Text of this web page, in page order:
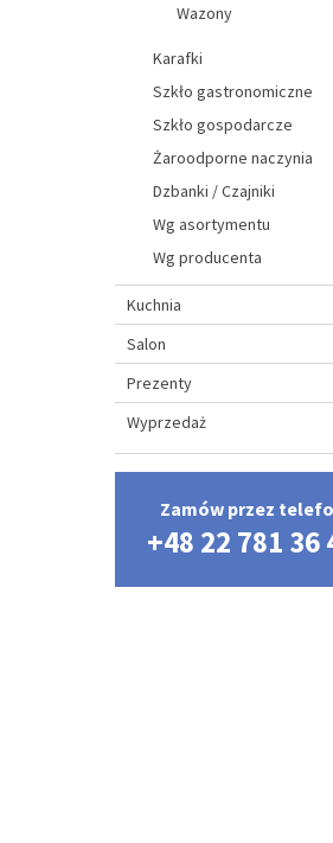
Wazony
Karafki
Szkło gastronomiczne
Szkło gospodarcze
Żaroodporne naczynia
Dzbanki / Czajniki
Wg asortymentu
Wg producenta
Kuchnia
Salon
Prezenty
Wyprzedaż
Zamów przez
+48 22 781 36